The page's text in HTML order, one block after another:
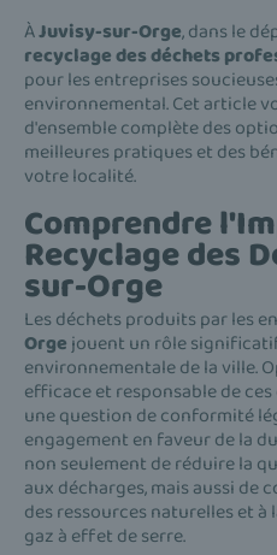
ÀJuvisy-sur-Orge, dans le
recyclage des déchets
pour les entreprises
environnemental. Cet article
d'ensemble complète des
meilleures pratiques et des
votre localité.
Comprendre
Recyclage des
sur-Orge
Les déchets produits par les
Orge jouent un rôle
environnementale de la ville.
efficace et responsable de
une question de conformité
engagement en faveur de la
non seulement de réduire la
aux décharges, mais aussi de
des ressources naturelles et
gaz à effet de serre.